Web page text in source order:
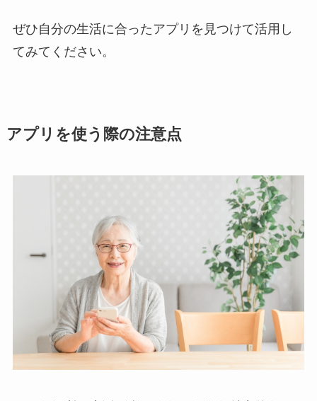
ぜひ自分の生活に合ったアプリを見つけて活用し
てみてください。
アプリを使う際の注意点